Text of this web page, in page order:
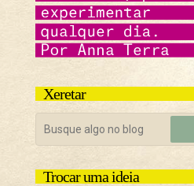
Xeretar
Trocar uma ideia